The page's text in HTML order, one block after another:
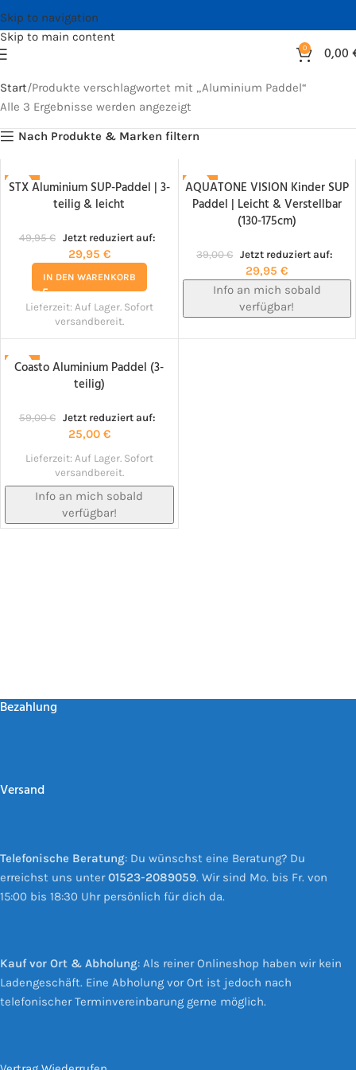
Skip to navigation
Skip to main content
0 0,00
Start Produkte verschlagwortet mit „Aluminium Paddel“
Alle 3 Ergebnisse werden angezeigt
Nach Produkte & Marken filtern
-40%
STX Aluminium SUP-Paddel | 3-
teilig & leicht
49,95€ Jetzt reduziert auf:
29,95 €
IN DEN WARENKORB
Lieferzeit: Auf Lager. Sofort
versandbereit.
-23%
NACHBESTELLT!
AQUATONE VISION Kinder SUP
Paddel | Leicht & Verstellbar
(130-175cm)
39,00€ Jetzt reduziert auf:
29,95€
Info an mich sobald
verfügbar!
-58%
Coasto Aluminium Paddel (3-
teilig)
59,00€ Jetzt reduziert auf:
25,00 €
Lieferzeit: Auf Lager. Sofort
versandbereit.
Info an mich sobald
verfügbar!
Bezahlung
Versand
Telefonische Beratung: Du wünschst eine Beratung? Du
erreichst uns unter01523-2089059. Wir sind Mo. bis Fr. von
15:00 bis 18:30 Uhr persönlich für dich da.
Kauf vor Ort & Abholung: Als reiner Onlineshop haben wir kein
Ladengeschäft. Eine Abholung vor Ort ist jedoch nach
telefonischer Terminvereinbarung gerne möglich.